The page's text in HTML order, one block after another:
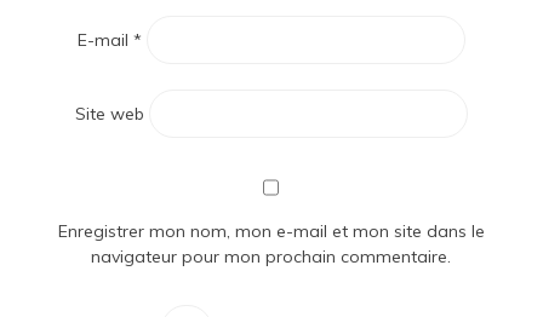
E-mail *
Site web
Enregistrer mon nom, mon e-mail et mon site dans le
navigateur pour mon prochain commentaire.